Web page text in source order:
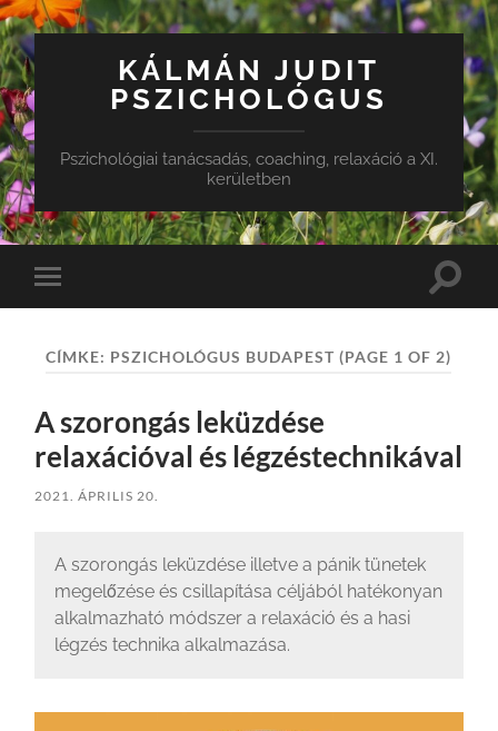
KÁLMÁN JUDIT
PSZICHOLÓGUS
Pszichológiai tanácsadás, coaching, relaxáció a XI.
kerületben
Toggle
mobile
Toggle
CÍMKE: PSZICHOLÓGUS BUDAPEST (PAGE 1 OF 2)
A szorongás leküzdése
relaxációval és légzéstechnikával
2021. ÁPRILIS 20.
A szorongás leküzdése illetve a pánik tünetek
megelőzése és csillapítása céljából hatékonyan
alkalmazható módszer a relaxáció és a hasi
légzés technika alkalmazása.